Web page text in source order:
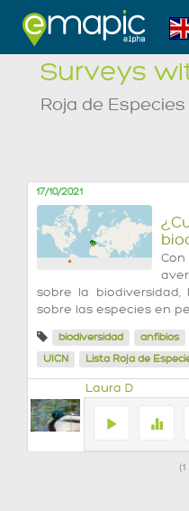
Surveys
Roja de
17/10/2021
sobre la
sobre las especies en
biodiversidad anfibios
UICN
Lista Roja de
Laura D